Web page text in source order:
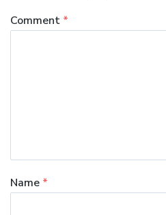
Comment *
Name *